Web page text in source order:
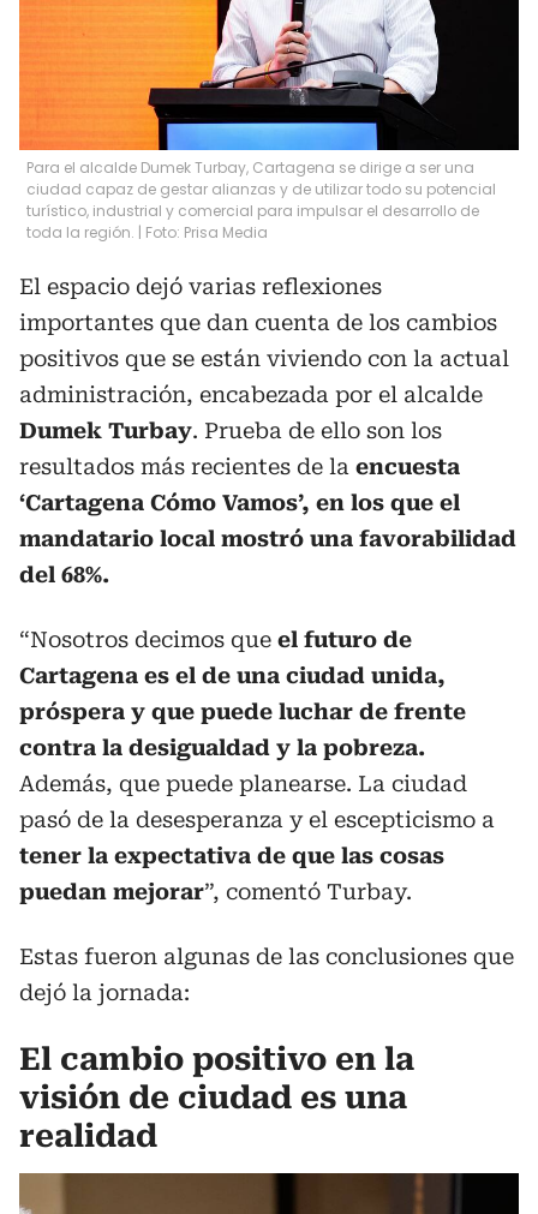
Para el alcalde Dumek Turbay, Cartagena se dirige a ser una
ciudad capaz de gestar alianzas y de utilizar todo su potencial
turístico, industrial y comercial para impulsar el desarrollo de
toda la región. | Foto: Prisa Media
El espacio dejó varias reflexiones
importantes que dan cuenta de los cambios
positivos que se están viviendo con la actual
administración, encabezada por el alcalde
Dumek Turbay. Prueba de ello son los
resultados más recientes de la encuesta
‘Cartagena Cómo Vamos’, en los que el
mandatario local mostró una favorabilidad
del 68%.
“Nosotros decimos que el futuro de
Cartagena es el de una ciudad unida,
próspera y que puede luchar de frente
contra la desigualdad y la pobreza.
Además, que puede planearse. La ciudad
pasó de la desesperanza y el escepticismo a
tener la expectativa de que las cosas
puedan mejorar”, comentó Turbay.
Estas fueron algunas de las conclusiones que
dejó la jornada:
El cambio positivo en la
visión de ciudad es una
realidad